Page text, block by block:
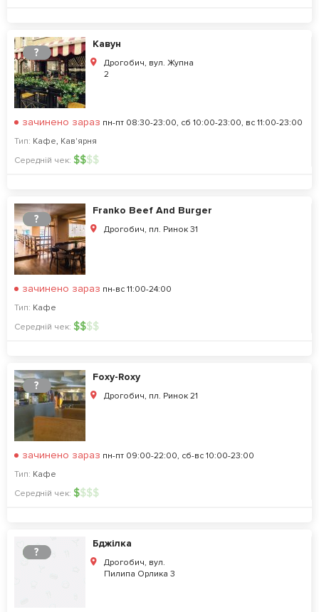
?
Кавун
Дрогобич, вул. Жупна
2
зачинено зараз пн-пт 08:30-23:00, сб 10:00-23:00, вс 11:00-23:00
Тип: Кафе, Кав'ярня
Середній чек: $$$$
?
Franko Beef And Burger
Дрогобич, пл. Ринок 31
зачинено зараз пн-вс 11:00-24:00
Тип: Кафе
Середній чек: $$$$
?
Foxy-Roxy
Дрогобич, пл. Ринок 21
зачинено зараз пн-пт 09:00-22:00, сб-вс 10:00-23:00
Тип: Кафе
Середній чек: $$$$
?
Бджілка
Дрогобич, вул.
Пилипа Орлика 3